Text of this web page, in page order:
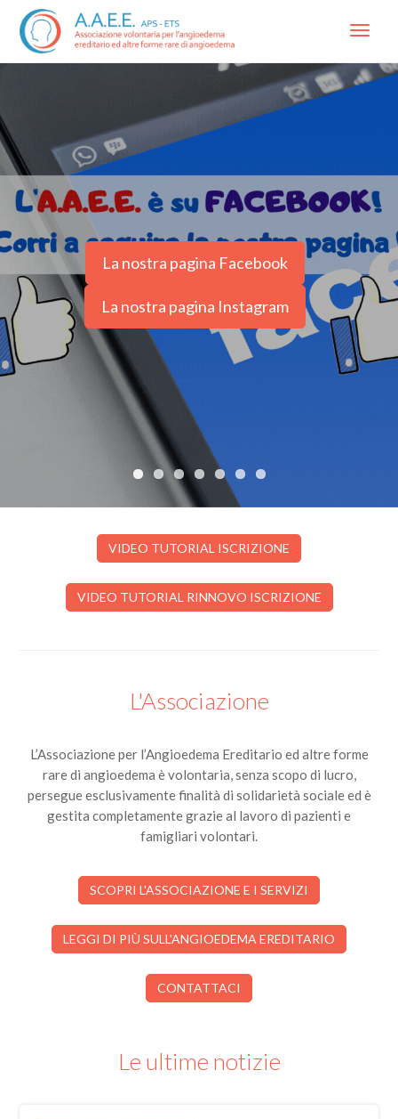
Menu
La nostra pagina Facebook
La nostra pagina Instagram
VIDEO TUTORIAL ISCRIZIONE
VIDEO TUTORIAL RINNOVO ISCRIZIONE
L'Associazione
L’Associazione per l’Angioedema Ereditario ed altre forme
rare di angioedema è volontaria, senza scopo di lucro,
persegue esclusivamente finalità di solidarietà sociale ed è
gestita completamente grazie al lavoro di pazienti e
famigliari volontari.
SCOPRI L'ASSOCIAZIONE E I SERVIZI
LEGGI DI PIÙ SULL'ANGIOEDEMA EREDITARIO
CONTATTACI
Le ultime notizie